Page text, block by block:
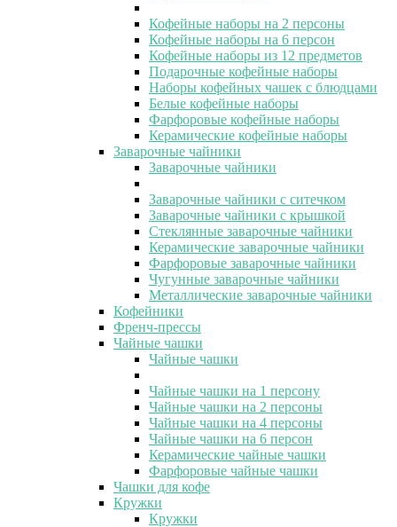
Кофейные наборы на 2 персоны
Кофейные наборы на 6 персон
Кофейные наборы из 12 предметов
Подарочные кофейные наборы
Наборы кофейных чашек с блюдцами
Белые кофейные наборы
Фарфоровые кофейные наборы
Керамические кофейные наборы
Заварочные чайники
Заварочные чайники
Заварочные чайники с ситечком
Заварочные чайники с крышкой
Стеклянные заварочные чайники
Керамические заварочные чайники
Фарфоровые заварочные чайники
Чугунные заварочные чайники
Металлические заварочные чайники
Кофейники
Френч-прессы
Чайные чашки
Чайные чашки
Чайные чашки на 1 персону
Чайные чашки на 2 персоны
Чайные чашки на 4 персоны
Чайные чашки на 6 персон
Керамические чайные чашки
Фарфоровые чайные чашки
Чашки для кофе
Кружки
Кружки